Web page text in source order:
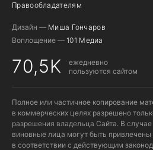
Правообладателям
Дизайн — Миша Гончаров
Воплощение — 101 Медиа
70,5K
ежедневно
пользуются сайтом
Полное или частичное копирование
в коммерческих целях разрешено
разрешения владельца Сайта. В
виновные лица могут быть привлечены
в соответствии с действующим